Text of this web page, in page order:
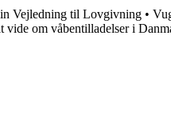
Vejledning til Lovgivning •
vide om våbentilladelser i